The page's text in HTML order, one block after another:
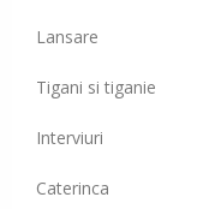
Lansare
Tigani si tiganie
Interviuri
Caterinca